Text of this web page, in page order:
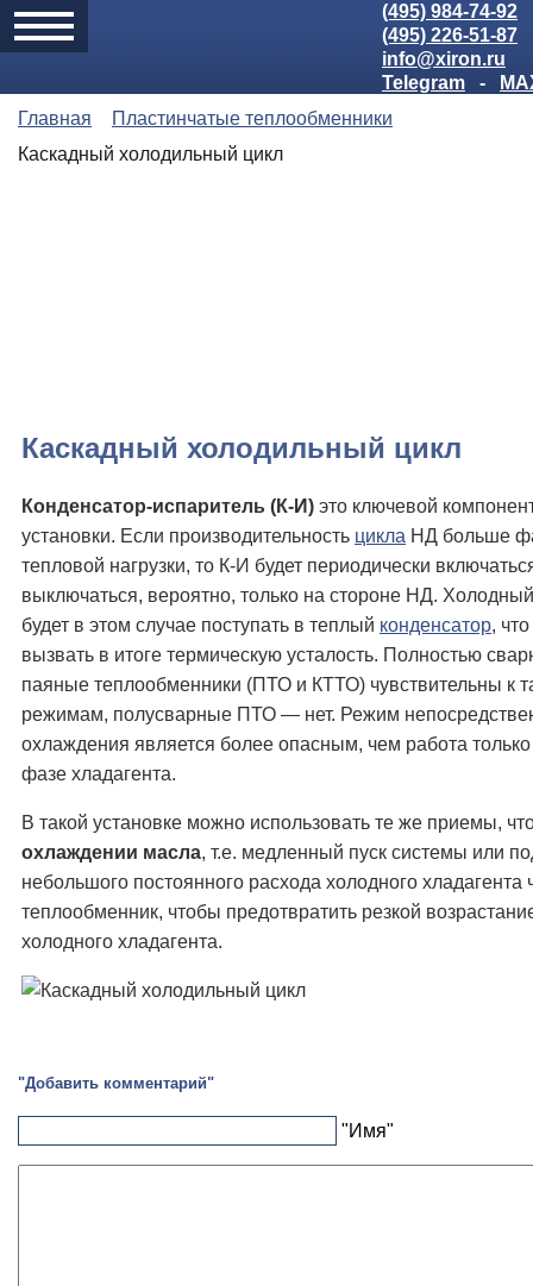
(495) 984-74-92
(495) 226-51-87
info@xiron.ru
Telegram
-
Главная
Пластинчатые теплообменники
Каскадный холодильный цикл
Каскадный холодильный цикл
Конденсатор-испаритель (К-И) это ключевой
установки. Если производительность цикла НД больше
тепловой нагрузки, то К-И будет периодически
выключаться, вероятно, только на стороне НД.
будет в этом случае поступать в теплый конденсатор,
вызвать в итоге термическую усталость. Полностью
паяные теплообменники (ПТО и КТТО) чувствительны к
режимам, полусварные ПТО — нет. Режим
охлаждения является более опасным, чем работа
фазе хладагента.
В такой установке можно использовать те же приемы,
охлаждении масла, т.е. медленный пуск системы или
небольшого постоянного расхода холодного хладагента
теплообменник, чтобы предотвратить резкой
холодного хладагента.
"Добавить комментарий"
"Имя"